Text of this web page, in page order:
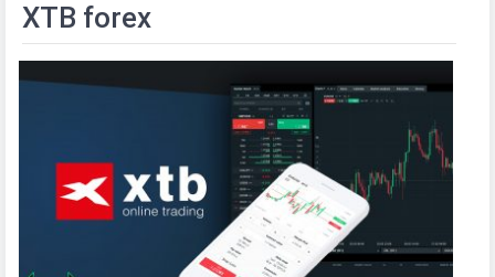
XTB forex